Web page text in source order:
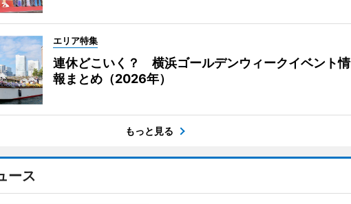
エリア特集
連休どこいく？ 横浜ゴールデンウィークイベント情
報まとめ（2026年）
もっと見る
ース